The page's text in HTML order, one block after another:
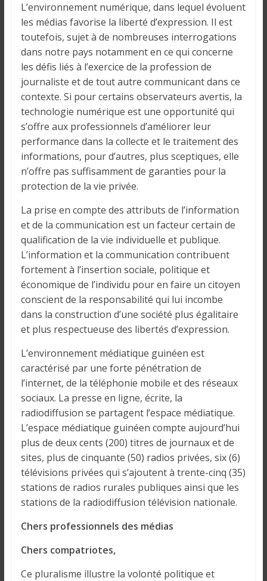
L’environnement numérique, dans lequel évoluent
les médias favorise la liberté d’expression. Il est
toutefois, sujet à de nombreuses interrogations
dans notre pays notamment en ce qui concerne
les défis liés à l’exercice de la profession de
journaliste et de tout autre communicant dans ce
contexte. Si pour certains observateurs avertis, la
technologie numérique est une opportunité qui
s’offre aux professionnels d’améliorer leur
performance dans la collecte et le traitement des
informations, pour d’autres, plus sceptiques, elle
n’offre pas suffisamment de garanties pour la
protection de la vie privée.
La prise en compte des attributs de l’information
et de la communication est un facteur certain de
qualification de la vie individuelle et publique.
L’information et la communication contribuent
fortement à l’insertion sociale, politique et
économique de l’individu pour en faire un citoyen
conscient de la responsabilité qui lui incombe
dans la construction d’une société plus égalitaire
et plus respectueuse des libertés d’expression.
L’environnement médiatique guinéen est
caractérisé par une forte pénétration de
l’internet, de la téléphonie mobile et des réseaux
sociaux. La presse en ligne, écrite, la
radiodiffusion se partagent l’espace médiatique.
L’espace médiatique guinéen compte aujourd’hui
plus de deux cents (200) titres de journaux et de
sites, plus de cinquante (50) radios privées, six (6)
télévisions privées qui s’ajoutent à trente-cinq (35)
stations de radios rurales publiques ainsi que les
stations de la radiodiffusion télévision nationale.
Chers professionnels des médias
Chers compatriotes,
Ce pluralisme illustre la volonté politique et